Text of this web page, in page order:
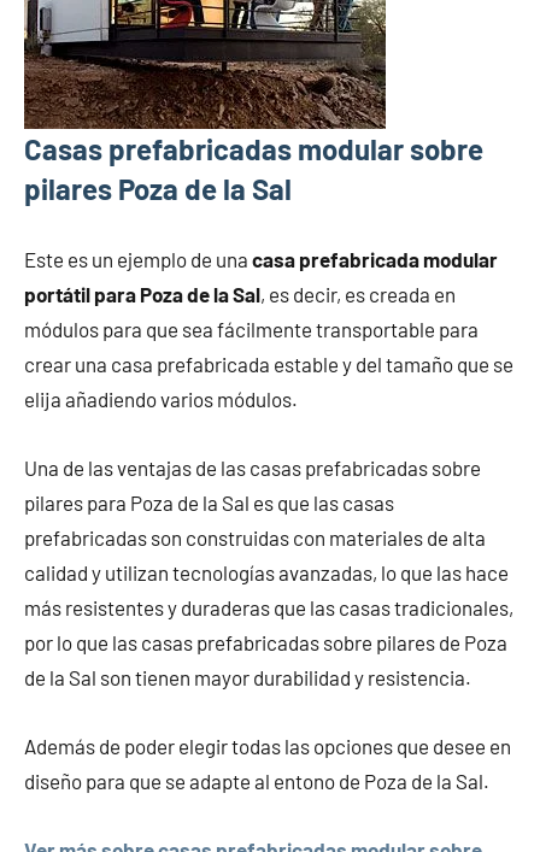
Casas prefabricadas modular sobre
pilares Poza de la Sal
Este es un ejemplo de una casa prefabricada modular
portátil para Poza de la Sal, es decir, es creada en
módulos para que sea fácilmente transportable para
crear una casa prefabricada estable y del tamaño que se
elija añadiendo varios módulos.
Una de las ventajas de las casas prefabricadas sobre
pilares para Poza de la Sal es que las casas
prefabricadas son construidas con materiales de alta
calidad y utilizan tecnologías avanzadas, lo que las hace
más resistentes y duraderas que las casas tradicionales,
por lo que las casas prefabricadas sobre pilares de Poza
de la Sal son tienen mayor durabilidad y resistencia.
Además de poder elegir todas las opciones que desee en
diseño para que se adapte al entono de Poza de la Sal.